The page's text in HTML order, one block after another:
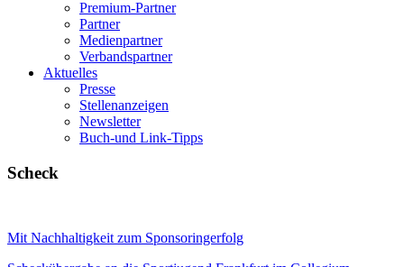
Premium-Partner
Partner
Medienpartner
Verbandspartner
Aktuelles
Presse
Stellenanzeigen
Newsletter
Buch-und Link-Tipps
Scheck
Mit Nachhaltigkeit zum Sponsoringerfolg